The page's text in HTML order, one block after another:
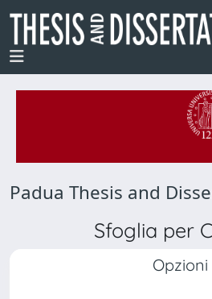
Padua Thesis and
Sfoglia per
Opzioni